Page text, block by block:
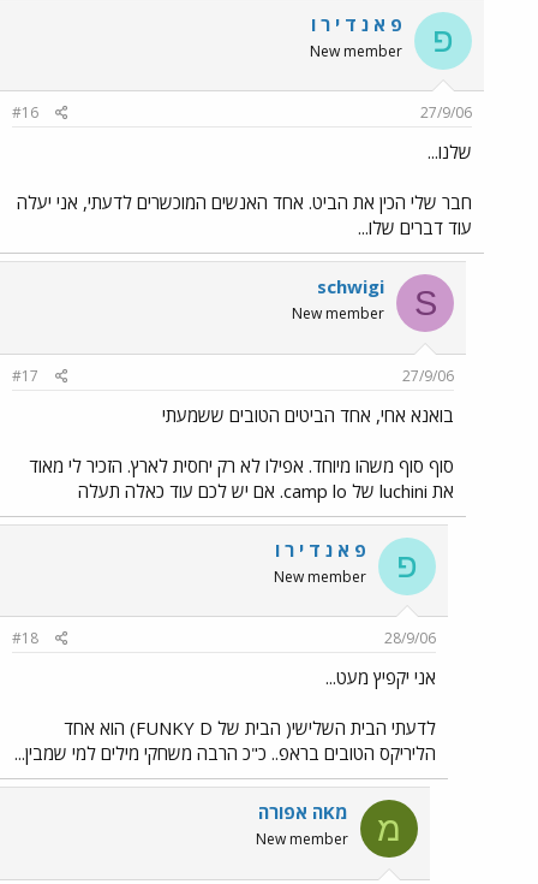
פ פ א נ ד י ר ו
New member
27/9/06
#16
שלנו...
חבר שלי הכין את הביט. אחד האנשים המוכשרים לדעתי, אני יעלה
עוד דברים שלו...
S
schwigi
New member
27/9/06
#17
בואנא אחי, אחד הביטים הטובים ששמעתי
סוף סוף משהו מיוחד. אפילו לא רק יחסית לארץ. הזכיר לי מאוד
את luchini של camp lo. אם יש לכם עוד כאלה תעלה
פ פ א נ ד י ר ו
New member
28/9/06
#18
אני יקפיץ מעט...
לדעתי הבית השלישי( הבית של FUNKY D) הוא אחד
הליריקס הטובים בראפ.. כ"כ הרבה משחקי מילים למי שמבין...
מ מKה אפורה
New member